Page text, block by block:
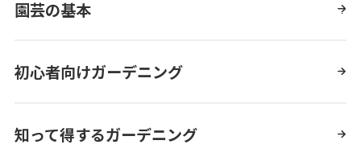
園芸の基本
初心者向けガーデニング
知って得するガーデニング